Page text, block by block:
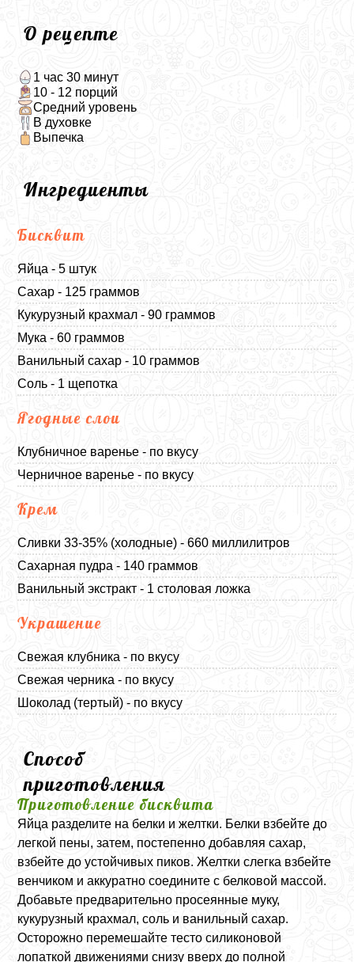
О рецепте
1 час 30 минут
10 - 12 порций
Средний уровень
В духовке
Выпечка
Ингредиенты
Бисквит
Яйца - 5 штук
Сахар - 125 граммов
Кукурузный крахмал - 90 граммов
Мука - 60 граммов
Ванильный сахар - 10 граммов
Соль - 1 щепотка
Ягодные слои
Клубничное варенье - по вкусу
Черничное варенье - по вкусу
Крем
Сливки 33-35% (холодные) - 660 миллилитров
Сахарная пудра - 140 граммов
Ванильный экстракт - 1 столовая ложка
Украшение
Свежая клубника - по вкусу
Свежая черника - по вкусу
Шоколад (тертый) - по вкусу
Способ
приготовления
Приготовление бисквита
Яйца разделите на белки и желтки. Белки взбейте до
легкой пены, затем, постепенно добавляя сахар,
взбейте до устойчивых пиков. Желтки слегка взбейте
венчиком и аккуратно соедините с белковой массой.
Добавьте предварительно просеянные муку,
кукурузный крахмал, соль и ванильный сахар.
Осторожно перемешайте тесто силиконовой
лопаткой движениями снизу вверх до полной